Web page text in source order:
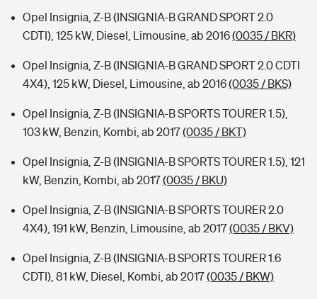
Opel Insignia, Z-B (INSIGNIA-B GRAND SPORT 2.0
CDTI), 125 kW, Diesel, Limousine, ab 2016(0035 / BKR)
Opel Insignia, Z-B (INSIGNIA-B GRAND SPORT 2.0 CDTI
4X4), 125 kW, Diesel, Limousine, ab 2016(0035 / BKS)
Opel Insignia, Z-B (INSIGNIA-B SPORTS TOURER 1.5),
103 kW, Benzin, Kombi, ab 2017(0035 / BKT)
Opel Insignia, Z-B (INSIGNIA-B SPORTS TOURER 1.5), 121
kW, Benzin, Kombi, ab 2017(0035 / BKU)
Opel Insignia, Z-B (INSIGNIA-B SPORTS TOURER 2.0
4X4), 191 kW, Benzin, Limousine, ab 2017(0035 / BKV)
Opel Insignia, Z-B (INSIGNIA-B SPORTS TOURER 1.6
CDTI), 81 kW, Diesel, Kombi, ab 2017(0035 / BKW)